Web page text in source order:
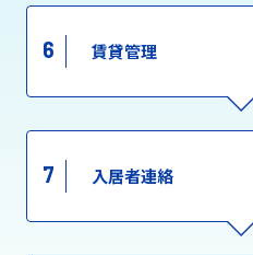
6 賃貸管理
7 入居者連絡